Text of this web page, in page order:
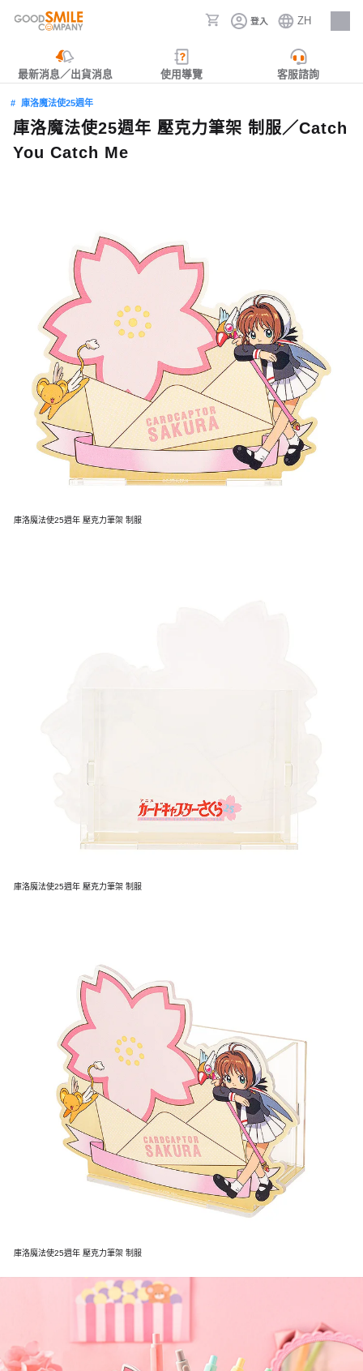
登入 ZH
人才招募
最新消息／出貨消息 使用導覽 客服諮詢
庫洛魔法使25週年
庫洛魔法使25週年 壓克力筆架 制服／Catch
You Catch Me
庫洛魔法使25週年 壓克力筆架 制服
庫洛魔法使25週年 壓克力筆架 制服
庫洛魔法使25週年 壓克力筆架 制服